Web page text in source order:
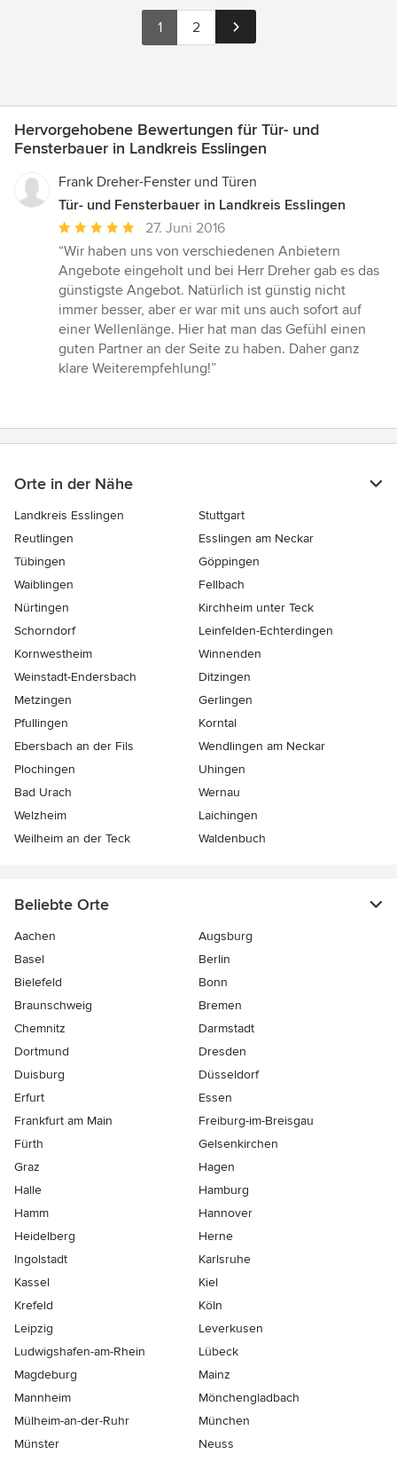
1 2
Hervorgehobene Bewertungen für Tür- und
Fensterbauer in Landkreis Esslingen
Frank Dreher-Fenster und Türen
Tür- und Fensterbauer in Landkreis Esslingen
Durchschnittliche
Bewertung:
5
von
5
Sternen
27. Juni 2016
“Wir haben uns von verschiedenen Anbietern
Angebote eingeholt und bei Herr Dreher gab es das
günstigste Angebot. Natürlich ist günstig nicht
immer besser, aber er war mit uns auch sofort auf
einer Wellenlänge. Hier hat man das Gefühl einen
guten Partner an der Seite zu haben. Daher ganz
klare Weiterempfehlung!”
Orte in der Nähe
Landkreis Esslingen
Stuttgart
Reutlingen
Esslingen am Neckar
Tübingen
Göppingen
Waiblingen
Fellbach
Nürtingen
Kirchheim unter Teck
Schorndorf
Leinfelden-Echterdingen
Kornwestheim
Winnenden
Weinstadt-Endersbach
Ditzingen
Metzingen
Gerlingen
Pfullingen
Korntal
Ebersbach an der Fils
Wendlingen am Neckar
Plochingen
Uhingen
Bad Urach
Wernau
Welzheim
Laichingen
Weilheim an der Teck
Waldenbuch
Beliebte Orte
Aachen
Augsburg
Basel
Berlin
Bielefeld
Bonn
Braunschweig
Bremen
Chemnitz
Darmstadt
Dortmund
Dresden
Duisburg
Düsseldorf
Erfurt
Essen
Frankfurt am Main
Freiburg-im-Breisgau
Fürth
Gelsenkirchen
Graz
Hagen
Halle
Hamburg
Hamm
Hannover
Heidelberg
Herne
Ingolstadt
Karlsruhe
Kassel
Kiel
Krefeld
Köln
Leipzig
Leverkusen
Ludwigshafen-am-Rhein
Lübeck
Magdeburg
Mainz
Mannheim
Mönchen­gladbach
Mülheim-an-der-Ruhr
München
Münster
Neuss